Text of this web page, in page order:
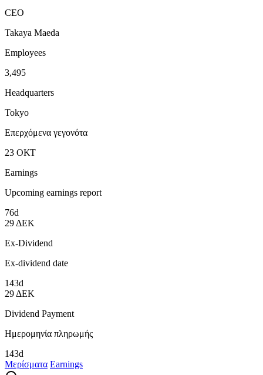
CEO
Takaya Maeda
Employees
3,495
Headquarters
Tokyo
Επερχόμενα γεγονότα
23 ΟΚΤ
Earnings
Upcoming earnings report
76d
29 ΔΕΚ
Ex-Dividend
Ex-dividend date
143d
29 ΔΕΚ
Dividend Payment
Ημερομηνία πληρωμής
143d
Μερίσματα Earnings